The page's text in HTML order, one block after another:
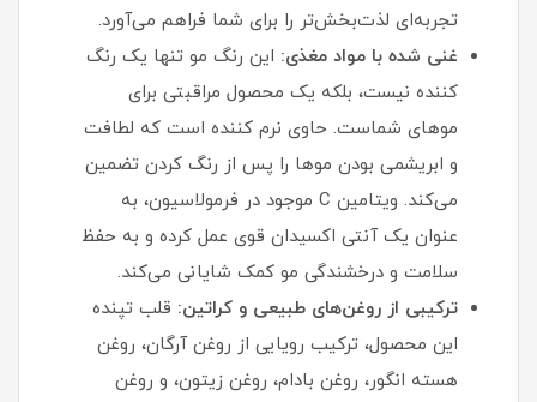
تجربه‌ای لذت‌بخش‌تر را برای شما فراهم می‌آورد.
غنی شده با مواد مغذی: این رنگ مو تنها یک رنگ‌
کننده نیست، بلکه یک محصول مراقبتی برای
موهای شماست. حاوی نرم‌ کننده است که لطافت
و ابریشمی بودن موها را پس از رنگ کردن تضمین
می‌کند. ویتامین C موجود در فرمولاسیون، به
عنوان یک آنتی‌ اکسیدان قوی عمل کرده و به حفظ
سلامت و درخشندگی مو کمک شایانی می‌کند.
ترکیبی از روغن‌های طبیعی و کراتین: قلب تپنده
این محصول، ترکیب رویایی از روغن آرگان، روغن
هسته انگور، روغن بادام، روغن زیتون، و روغن